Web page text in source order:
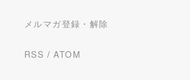
メルマガ登録・解除
RSS /ATOM